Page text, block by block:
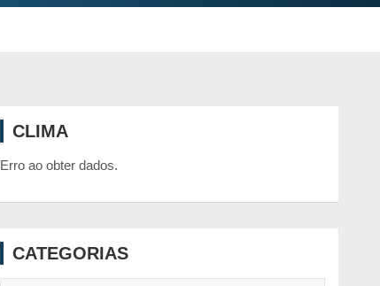
CLIMA
Erro ao obter dados.
CATEGORIAS